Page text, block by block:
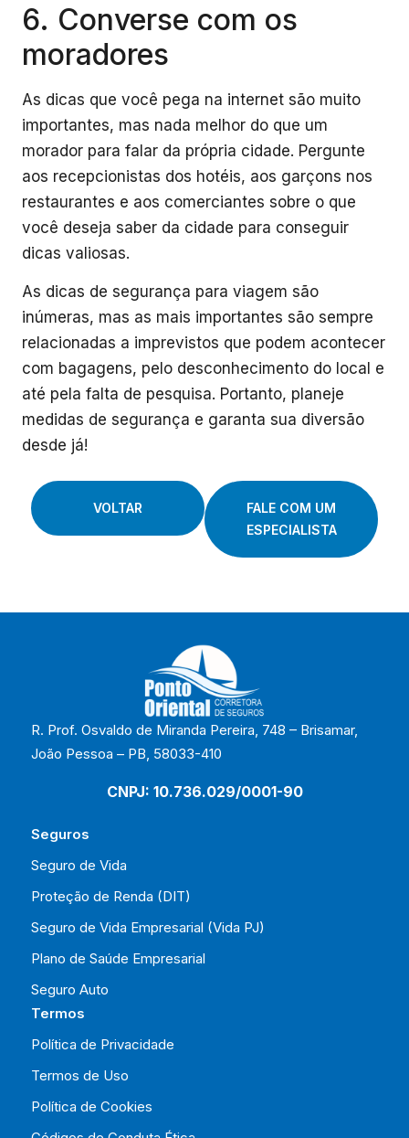
6. Converse com os
moradores
As dicas que você pega na internet são muito
importantes, mas nada melhor do que um
morador para falar da própria cidade. Pergunte
aos recepcionistas dos hotéis, aos garçons nos
restaurantes e aos comerciantes sobre o que
você deseja saber da cidade para conseguir
dicas valiosas.
As dicas de segurança para viagem são
inúmeras, mas as mais importantes são sempre
relacionadas a imprevistos que podem acontecer
com bagagens, pelo desconhecimento do local e
até pela falta de pesquisa. Portanto, planeje
medidas de segurança e garanta sua diversão
desde já!
VOLTAR
FALE COM UM
ESPECIALISTA
R. Prof. Osvaldo de Miranda Pereira, 748 – Brisamar,
João Pessoa – PB, 58033-410
CNPJ: 10.736.029/0001-90
Seguros
Seguro de Vida
Proteção de Renda (DIT)
Seguro de Vida Empresarial (Vida PJ)
Plano de Saúde Empresarial
Seguro Auto
Termos
Política de Privacidade
Termos de Uso
Política de Cookies